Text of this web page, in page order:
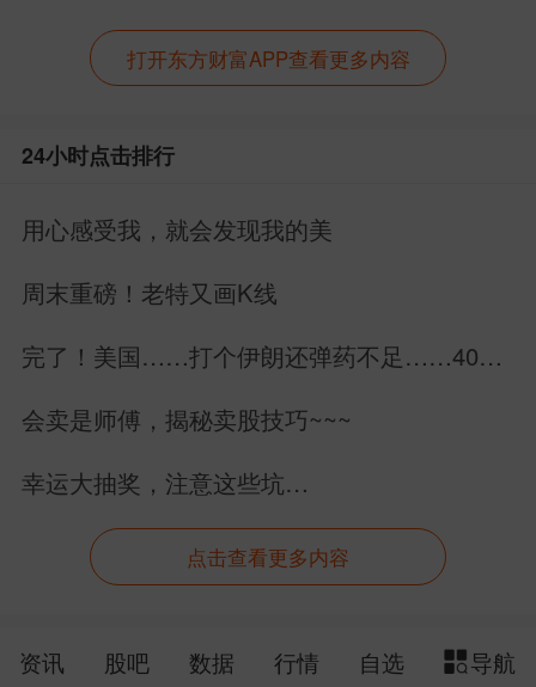
打开东方财富APP查看更多内容
24小时点击排行
用心感受我，就会发现我的美
周末重磅！老特又画K线
完了！美国……打个伊朗还弹药不足……40万
会卖是师傅，揭秘卖股技巧~~~
幸运大抽奖，注意这些坑…
点击查看更多内容
资讯 股吧 数据 行情 自选 导航